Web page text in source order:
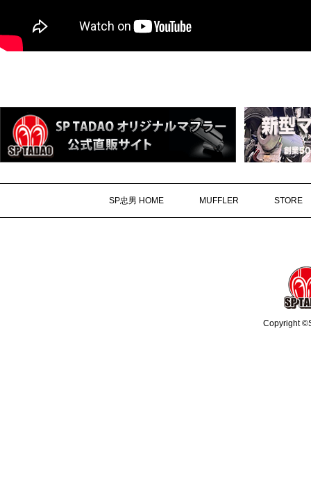
SP忠男 HOME MUFFLER STORE
Copyright